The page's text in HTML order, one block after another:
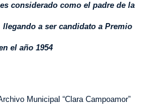
considerado como el padre de la
a ser candidato a Premio
el año 1954
Municipal “Clara Campoamor”